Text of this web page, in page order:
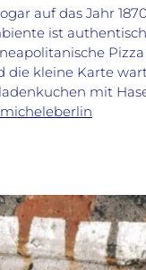
auf das Jahr
ist
kleine Karte
mit